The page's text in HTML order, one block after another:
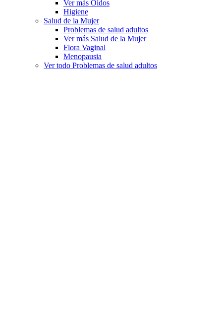
Ver más Oídos
Higiene
Salud de la Mujer
Problemas de salud adultos
Ver más Salud de la Mujer
Flora Vaginal
Menopausia
Ver todo Problemas de salud adultos